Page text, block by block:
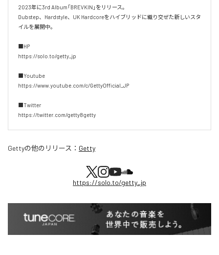
2023年に3rd Album「BREVKIN」をリリース。
Dubstep、Hardstyle、UK Hardcoreをハイブリッドに織り交ぜた新しいスタ
イルを展開中。
■HP
https://solo.to/getty_jp
■Youtube
https://www.youtube.com/c/GettyOfficial_JP
■Twitter
https://twitter.com/getty8getty
Gettyの他のリリース： Getty
https://solo.to/getty_jp